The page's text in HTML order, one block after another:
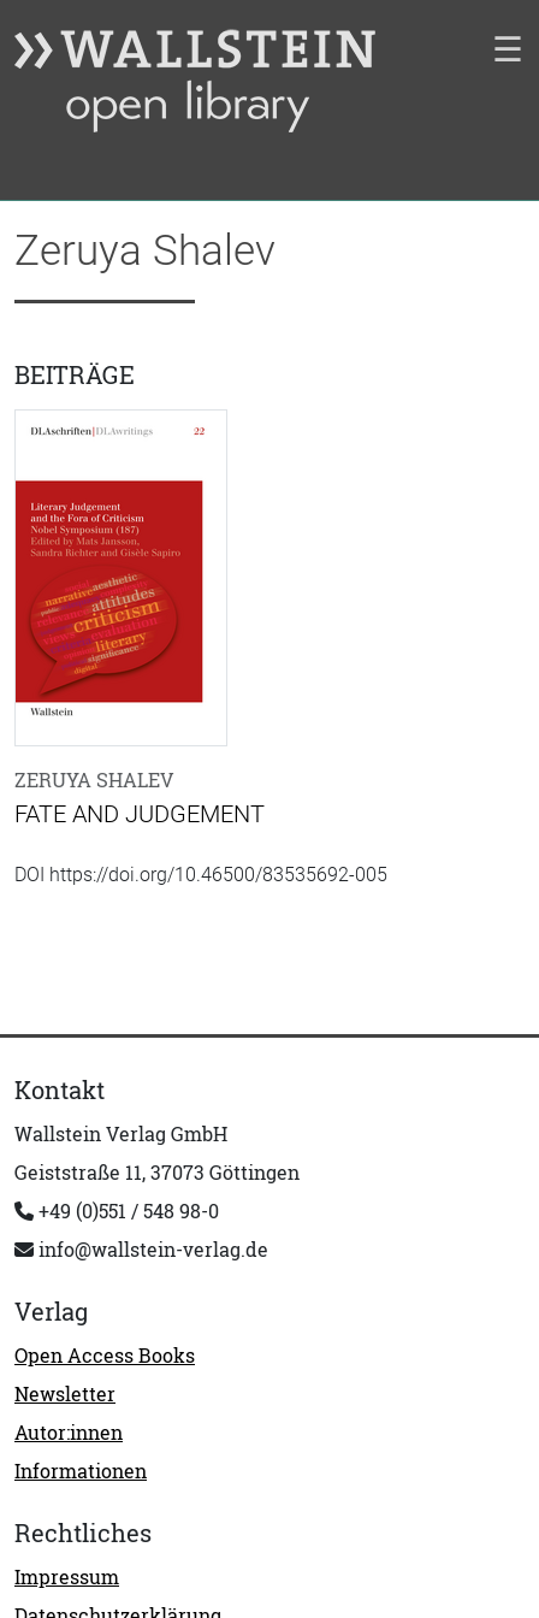
☰
Zeruya Shalev
BEITRÄGE
ZERUYA SHALEV
FATE AND JUDGEMENT
DOI https://doi.org/10.46500/83535692-005
Kontakt
Wallstein Verlag GmbH
Geiststraße 11, 37073 Göttingen
+49 (0)551 / 548 98-0
info@wallstein-verlag.de
Verlag
Open Access Books
Newsletter
Autor:innen
Informationen
Rechtliches
Impressum